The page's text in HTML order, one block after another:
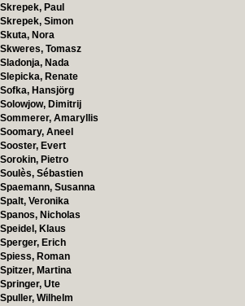
Skrepek, Paul
Skrepek, Simon
Skuta, Nora
Skweres, Tomasz
Sladonja, Nada
Slepicka, Renate
Sofka, Hansjörg
Solowjow, Dimitrij
Sommerer, Amaryllis
Soomary, Aneel
Sooster, Evert
Sorokin, Pietro
Soulès, Sébastien
Spaemann, Susanna
Spalt, Veronika
Spanos, Nicholas
Speidel, Klaus
Sperger, Erich
Spiess, Roman
Spitzer, Martina
Springer, Ute
Spuller, Wilhelm